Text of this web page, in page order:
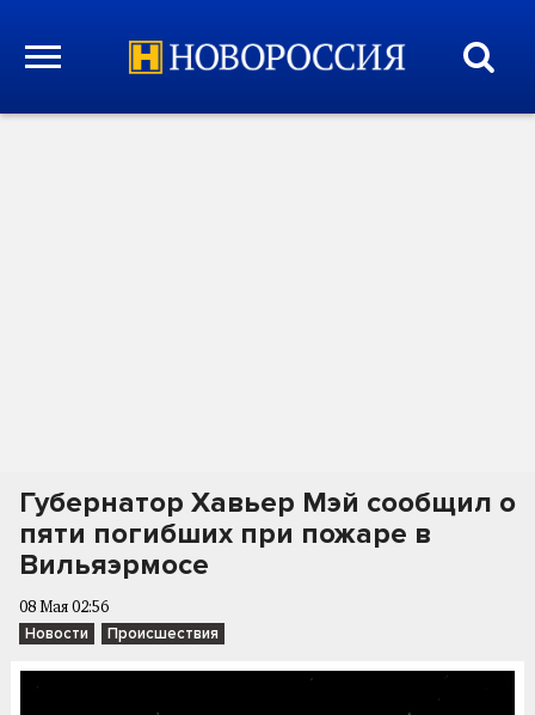
Губернатор Хавьер Мэй сообщил о
пяти погибших при пожаре в
Вильяэрмосе
08 Мая 02:56
Новости Происшествия